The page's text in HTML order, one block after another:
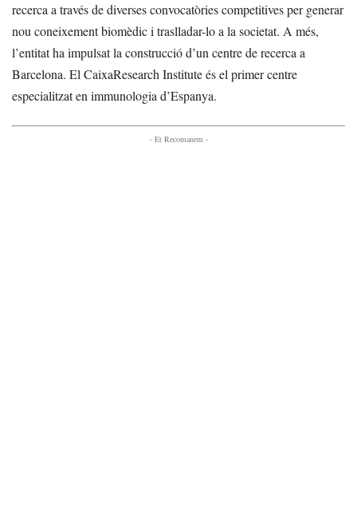
recerca a través de diverses convocatòries competitives per generar
nou coneixement biomèdic i traslladar-lo a la societat. A més,
l’entitat ha impulsat la construcció d’un centre de recerca a
Barcelona. El CaixaResearch Institute és el primer centre
especialitzat en immunologia d’Espanya.
- Et Recomanem -